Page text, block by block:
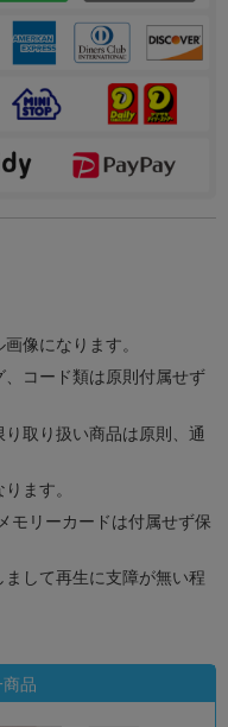
像になります。
コード類は原則付属せず
取り扱い商品は原則、通
ます。
モリーカードは付属せず保
して再生に支障が無い程
品